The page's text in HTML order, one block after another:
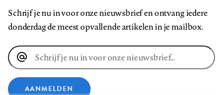
Schrijf je nu in voor onze nieuwsbrief en ontvang iedere
donderdag de meest opvallende artikelen in je mailbox.
E-
mailadres
AANMELDEN